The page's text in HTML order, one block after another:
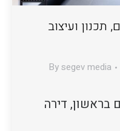
ל-5 חדרים, תכנון ועיצוב
Bysegev media
ל-5 חדרים בראשון, דירה